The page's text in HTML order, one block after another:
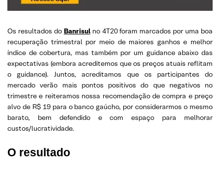
Os resultados do Banrisulno 4T20 foram marcados por uma boa
recuperação trimestral por meio de maiores ganhos e melhor
índice de cobertura, mas também por um guidance abaixo das
expectativas (embora acreditemos que os preços atuais reflitam
o guidance). Juntos, acreditamos que os participantes do
mercado verão mais pontos positivos do que negativos no
trimestre e reiteramos nossa recomendação de compra e preço
alvo de R$ 19 para o banco gaúcho, por considerarmos o mesmo
barato, bem defendido e com espaço para melhorar
custos/lucratividade.
O resultado